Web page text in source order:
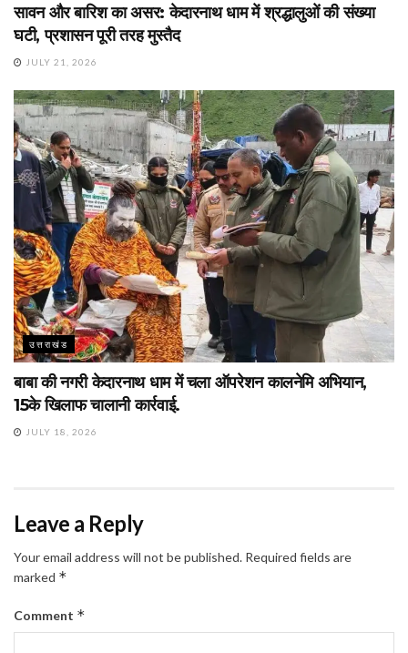
सावन और बारिश का असर: केदारनाथ धाम में श्रद्धालुओं की संख्या
घटी, प्रशासन पूरी तरह मुस्तैद
JULY 21, 2026
उत्तराखंड
बाबा की नगरी केदारनाथ धाम में चला ऑपरेशन कालनेमि अभियान,
15के खिलाफ चालानी कार्रवाई.
JULY 18, 2026
Leave a Reply
Your email address will not be published. Required fields are
marked *
Comment *